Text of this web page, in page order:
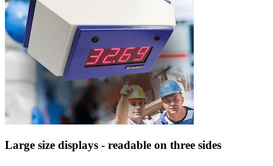
Large size displays - readable on three sides